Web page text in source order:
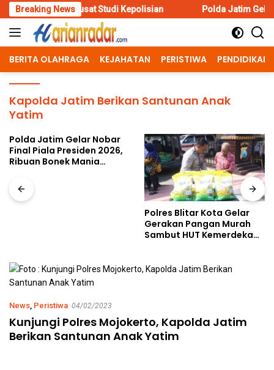
Skip
to
content
Breaking News
Pusat Studi Kepolisian Polda Jatim Gelar Nobar Final
BERITA OLAHRAGA KEJAHATAN PERISTIWA PENDIDIKAN
Kapolda Jatim Berikan Santunan Anak
Yatim
Polda Jatim Gelar Nobar
Final Piala Presiden 2026,
Ribuan Bonek Mania
Lapangan Mapolda
Polres Blitar Kota Gelar
Gerakan Pangan Murah
Sambut HUT Kemerdekaan
News Peristiwa 04/02/2023
Kunjungi Polres Mojokerto, Kapolda Jatim
Berikan Santunan Anak Yatim